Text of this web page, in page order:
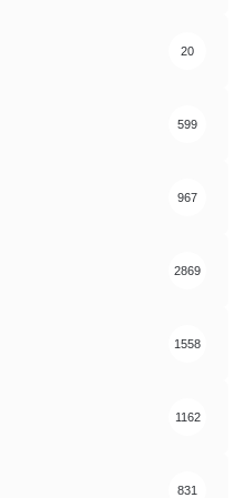
20
599
967
2869
1558
1162
831